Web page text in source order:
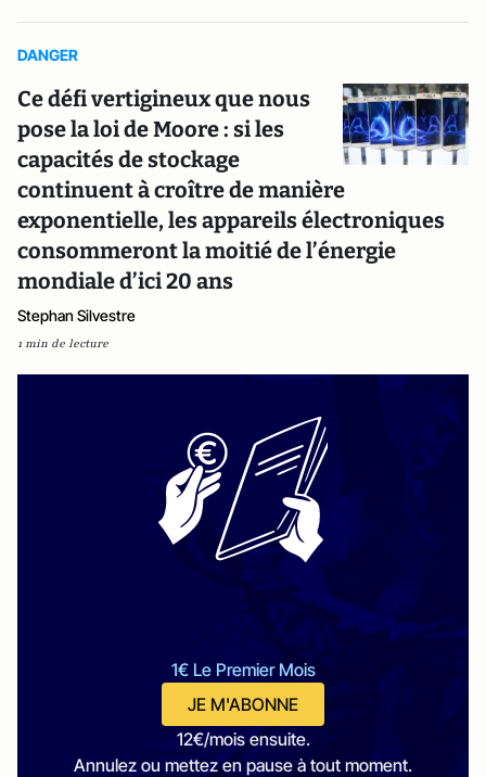
DANGER
Ce défi vertigineux que nous
pose la loi de Moore : si les
capacités de stockage
continuent à croître de manière
exponentielle, les appareils électroniques
consommeront la moitié de l’énergie
mondiale d’ici 20 ans
Stephan Silvestre
1 min de lecture
1€ Le Premier Mois
JE M'ABONNE
12€/mois ensuite.
Annulez ou mettez en pause à tout moment.